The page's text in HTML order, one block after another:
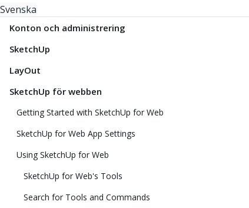
Svenska
Konton och administrering
SketchUp
LayOut
SketchUp för webben
Getting Started with SketchUp for Web
SketchUp for Web App Settings
Using SketchUp for Web
SketchUp for Web's Tools
Search for Tools and Commands